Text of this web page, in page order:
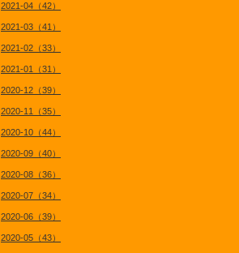
2021-04（42）
2021-03（41）
2021-02（33）
2021-01（31）
2020-12（39）
2020-11（35）
2020-10（44）
2020-09（40）
2020-08（36）
2020-07（34）
2020-06（39）
2020-05（43）